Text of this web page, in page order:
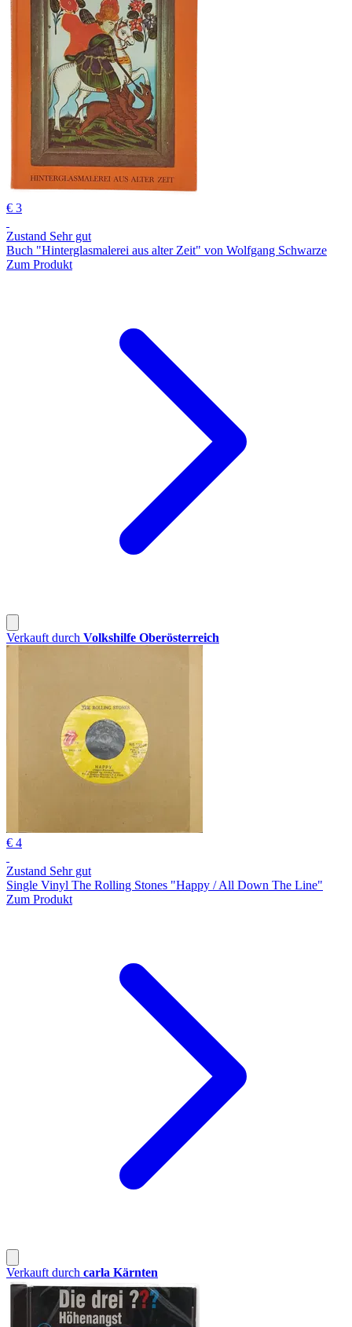
€ 3
Zustand Sehr gut
Buch "Hinterglasmalerei aus alter Zeit" von Wolfgang Schwarze
Zum Produkt
Verkauft durch Volkshilfe Oberösterreich
€ 4
Zustand Sehr gut
Single Vinyl The Rolling Stones "Happy / All Down The Line"
Zum Produkt
Verkauft durch carla Kärnten